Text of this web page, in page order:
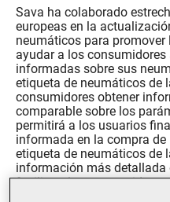
Sava ha colaborado
europeas en la
neumáticos para
ayudar a los
informadas sobre sus
etiqueta de neumáticos de
consumidores obtener
comparable sobre los
permitirá a los usuarios
informada en la compra
etiqueta de neumáticos de
información más detallada
facilita a los